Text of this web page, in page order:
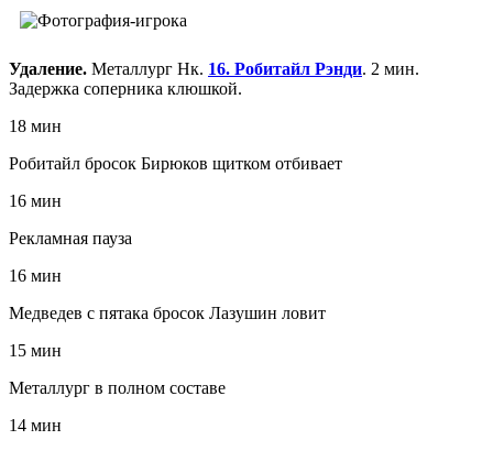
Удаление. Металлург Нк. 16. Робитайл Рэнди. 2 мин.
Задержка соперника клюшкой.
18 мин
Робитайл бросок Бирюков щитком отбивает
16 мин
Рекламная пауза
16 мин
Медведев с пятака бросок Лазушин ловит
15 мин
Металлург в полном составе
14 мин